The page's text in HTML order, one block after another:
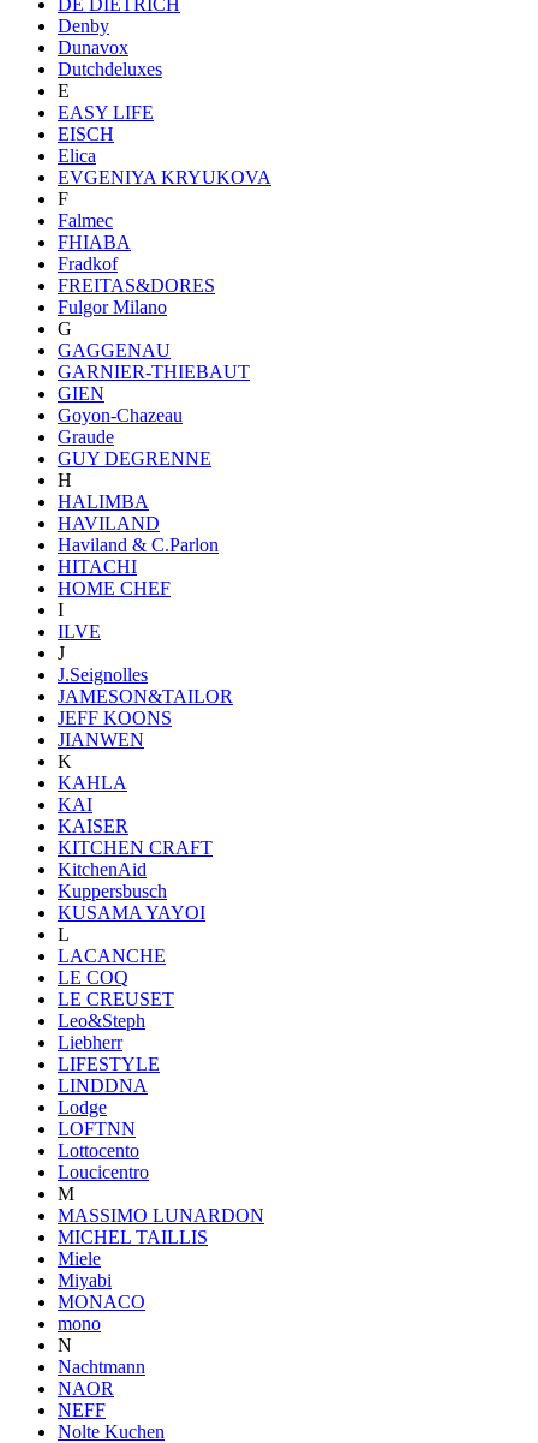
Denby
Dunavox
Dutchdeluxes
E
EASY LIFE
EISCH
Elica
EVGENIYA KRYUKOVA
F
Falmec
FHIABA
Fradkof
FREITAS&DORES
Fulgor Milano
G
GAGGENAU
GARNIER-THIEBAUT
GIEN
Goyon-Chazeau
Graude
GUY DEGRENNE
H
HALIMBA
HAVILAND
Haviland & C.Parlon
HITACHI
HOME CHEF
I
ILVE
J
J.Seignolles
JAMESON&TAILOR
JEFF KOONS
JIANWEN
K
KAHLA
KAI
KAISER
KITCHEN CRAFT
KitchenAid
Kuppersbusch
KUSAMA YAYOI
L
LACANCHE
LE COQ
LE CREUSET
Leo&Steph
Liebherr
LIFESTYLE
LINDDNA
Lodge
LOFTNN
Lottocento
Loucicentro
M
MASSIMO LUNARDON
MICHEL TAILLIS
Miele
Miyabi
MONACO
mono
N
Nachtmann
NAOR
NEFF
Nolte Kuchen